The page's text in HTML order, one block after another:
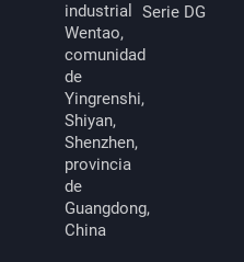
industrial
Wentao,
comunidad
de
Yingrenshi,
Shiyan,
Shenzhen,
provincia
de
Guangdong,
China
Serie DG